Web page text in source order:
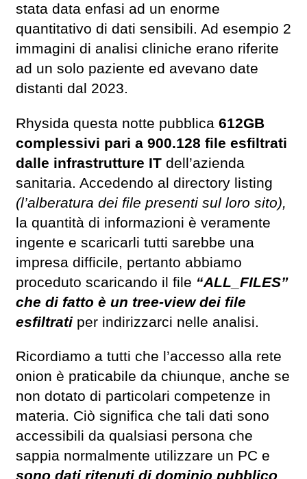
stata data enfasi ad un enorme
quantitativo di dati sensibili. Ad esempio 2
immagini di analisi cliniche erano riferite
ad un solo paziente ed avevano date
distanti dal 2023.
Rhysida questa notte pubblica 612GB
complessivi pari a 900.128 file esfiltrati
dalle infrastrutture IT dell’azienda
sanitaria. Accedendo al directory listing
(l’alberatura dei file presenti sul loro sito),
la quantità di informazioni è veramente
ingente e scaricarli tutti sarebbe una
impresa difficile, pertanto abbiamo
proceduto scaricando il file “ALL_FILES”
che di fatto è un tree-view dei file
esfiltrati per indirizzarci nelle analisi.
Ricordiamo a tutti che l’accesso alla rete
onion è praticabile da chiunque, anche se
non dotato di particolari competenze in
materia. Ciò significa che tali dati sono
accessibili da qualsiasi persona che
sappia normalmente utilizzare un PC e
sono dati ritenuti di dominio pubblico